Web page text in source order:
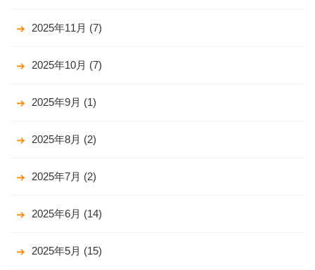
2025年11月 (7)
2025年10月 (7)
2025年9月 (1)
2025年8月 (2)
2025年7月 (2)
2025年6月 (14)
2025年5月 (15)